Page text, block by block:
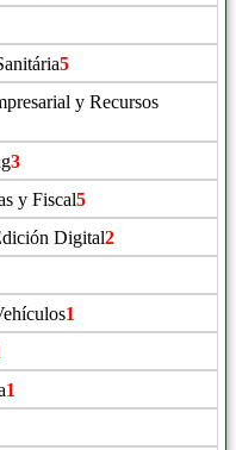
5
y Recursos
3
y Fiscal5
Digital2
1
1